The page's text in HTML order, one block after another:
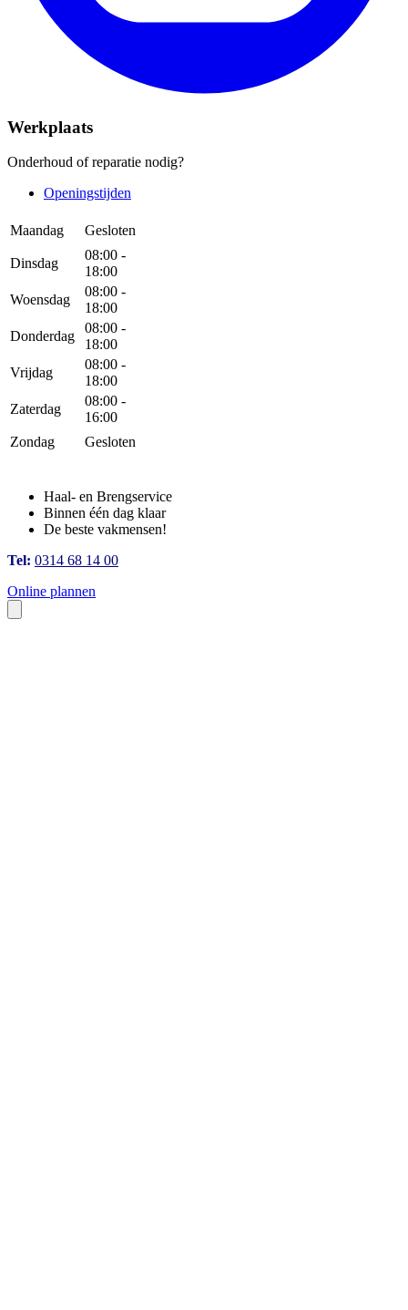
Werkplaats
Onderhoud of reparatie nodig?
Openingstijden
Maandag Gesloten
Dinsdag
08:00 -
18:00
Woensdag
08:00 -
18:00
Donderdag
08:00 -
18:00
Vrijdag
08:00 -
18:00
Zaterdag
08:00 -
16:00
Zondag
Gesloten
Haal- en Brengservice
Binnen één dag klaar
De beste vakmensen!
Tel: 0314 68 14 00
Online plannen